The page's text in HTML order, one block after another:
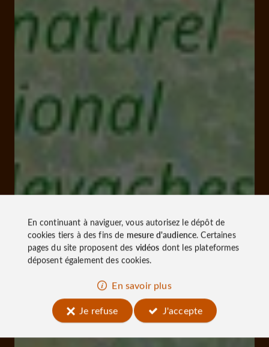
En continuant à naviguer, vous autorisez le dépôt de
cookies tiers à des fins de mesure d'audience. Certaines
pages du site proposent des vidéos dont les plateformes
déposent également des cookies.
En savoir plus
Je refuse
J'accepte